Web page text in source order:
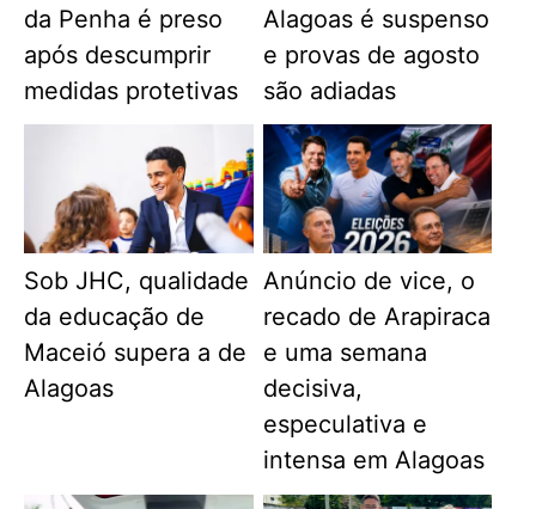
da Penha é preso
após descumprir
medidas protetivas
Alagoas é suspenso
e provas de agosto
são adiadas
Sob JHC, qualidade
da educação de
Maceió supera a de
Alagoas
Anúncio de vice, o
recado de Arapiraca
e uma semana
decisiva,
especulativa e
intensa em Alagoas